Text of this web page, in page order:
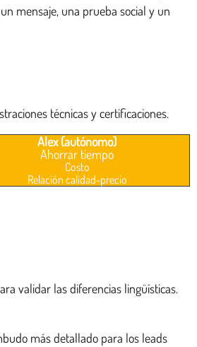
mensaje, una prueba social y un
técnicas y certificaciones.
Alex (autónomo)
Ahorrar tiempo
Costo
Relación calidad-precio
validar las diferencias lingüísticas.
más detallado para los leads